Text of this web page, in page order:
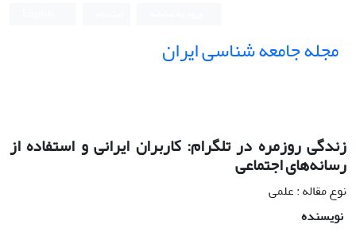
مجله جامعه شناسی ایران
زندگی روزمره در تلگرام: کاربران ایرانی و استفاده از
رسانه‌های اجتماعی
نوع مقاله : علمی
نویسنده